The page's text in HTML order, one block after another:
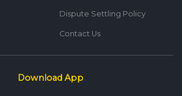
Dispute Settling Policy
Contact Us
Download App